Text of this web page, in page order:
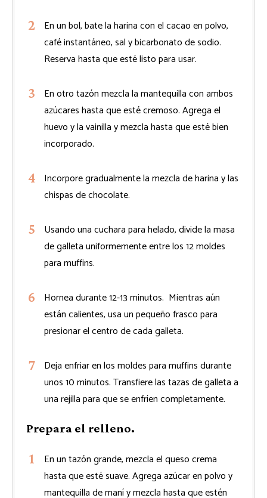
En un bol, bate la harina con el cacao en polvo,
café instantáneo, sal y bicarbonato de sodio.
Reserva hasta que esté listo para usar.
En otro tazón mezcla la mantequilla con ambos
azúcares hasta que esté cremoso. Agrega el
huevo y la vainilla y mezcla hasta que esté bien
incorporado.
Incorpore gradualmente la mezcla de harina y las
chispas de chocolate.
Usando una cuchara para helado, divide la masa
de galleta uniformemente entre los 12 moldes
para muffins.
Hornea durante 12-13 minutos. Mientras aún
están calientes, usa un pequeño frasco para
presionar el centro de cada galleta.
Deja enfriar en los moldes para muffins durante
unos 10 minutos. Transfiere las tazas de galleta a
una rejilla para que se enfríen completamente.
Prepara el relleno.
En un tazón grande, mezcla el queso crema
hasta que esté suave. Agrega azúcar en polvo y
mantequilla de maní y mezcla hasta que estén